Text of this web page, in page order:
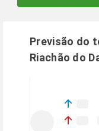
Previsão do
Riachão do